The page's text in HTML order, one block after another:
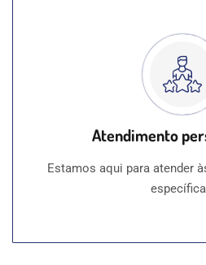
Atendimento
Estamos aqui para atender